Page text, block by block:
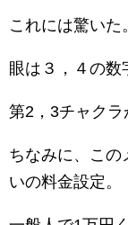
これには驚いた。
眼は３，４の数
第2，3チャクラ
ちなみに、この
いの料金設定。